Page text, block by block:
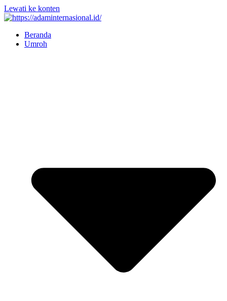
Lewati ke konten
Beranda
Umroh